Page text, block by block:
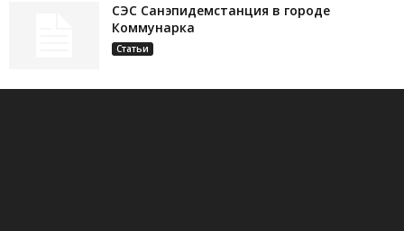
СЭС Санэпидемстанция в городе
Коммунарка
Статьи